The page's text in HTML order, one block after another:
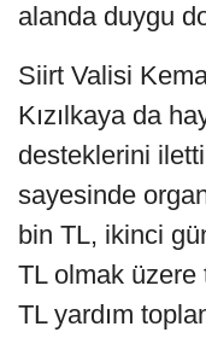
alanda duygu
Siirt Valisi
Kızılkaya da
desteklerini
sayesinde
bin TL, ikinci
TL olmak
TL yardım